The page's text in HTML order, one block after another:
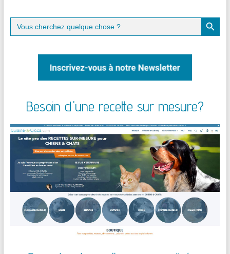
Search
for:
Search Button
Besoin d'une recette sur mesure?